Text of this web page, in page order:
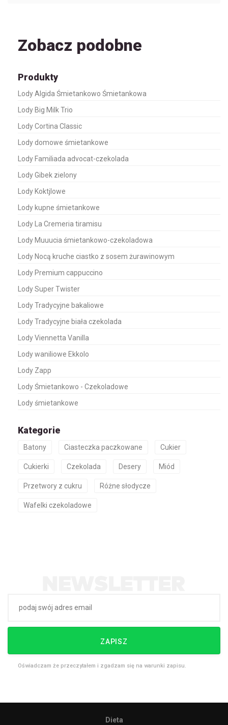
Zobacz podobne
Produkty
Lody Algida Śmietankowo Śmietankowa
Lody Big Milk Trio
Lody Cortina Classic
Lody domowe śmietankowe
Lody Familiada advocat-czekolada
Lody Gibek zielony
Lody Koktjlowe
Lody kupne śmietankowe
Lody La Cremeria tiramisu
Lody Muuucia śmietankowo-czekoladowa
Lody Nocą kruche ciastko z sosem żurawinowym
Lody Premium cappuccino
Lody Super Twister
Lody Tradycyjne bakaliowe
Lody Tradycyjne biała czekolada
Lody Viennetta Vanilla
Lody waniliowe Ekkolo
Lody Zapp
Lody Śmietankowo - Czekoladowe
Lody śmietankowe
Kategorie
Batony Ciasteczka paczkowane Cukier
Cukierki Czekolada Desery Miód
Przetwory z cukru Różne słodycze
Wafelki czekoladowe
ZAPISZ
Oświadczam że przeczytałem i zgadzam się na warunki zapisu.
Dieta